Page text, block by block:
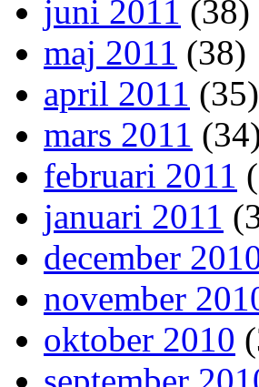
juni 2011 (38)
maj 2011 (38)
april 2011 (35)
mars 2011
februari 2011
januari 2011
december
november
oktober 2010